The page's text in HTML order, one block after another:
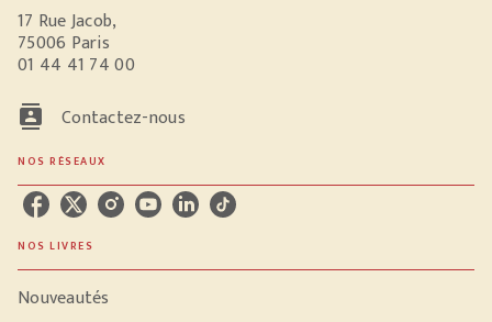
17 Rue Jacob,
75006 Paris
01 44 41 74 00
contacts Contactez-nous
NOS RÉSEAUX
NOS LIVRES
Nouveautés